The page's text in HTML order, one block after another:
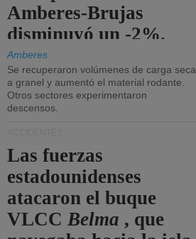
Amberes-Brujas
disminuyó un -2%.
Amberes
Se recuperaron volúmenes de carga seca
a granel y aumentó el material rodante.
Otros sectores experimentaron
descensos.
Las fuerzas
estadounidenses
atacaron el buque
VLCCBelma , que